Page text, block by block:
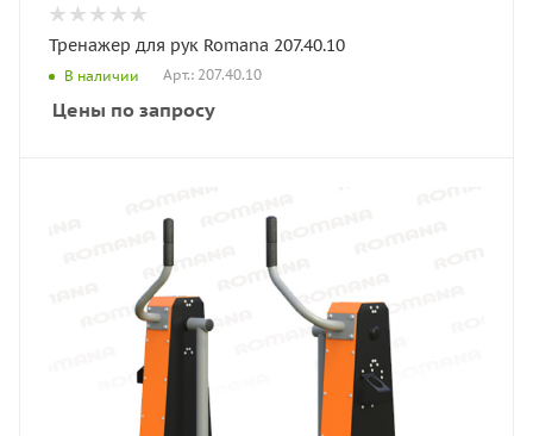
Тренажер для рук Romana 207.40.10
В наличии Арт.: 207.40.10
Цены по запросу